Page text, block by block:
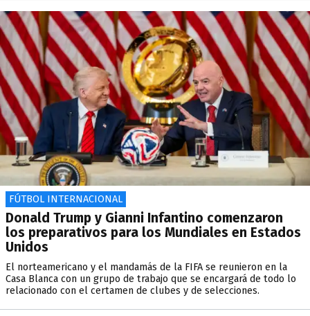
FÚTBOL INTERNACIONAL
Donald Trump y Gianni Infantino comenzaron
los preparativos para los Mundiales en Estados
Unidos
El norteamericano y el mandamás de la FIFA se reunieron en la
Casa Blanca con un grupo de trabajo que se encargará de todo lo
relacionado con el certamen de clubes y de selecciones.